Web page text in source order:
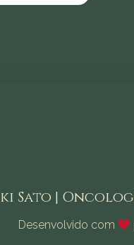
|
Desenvolvido com